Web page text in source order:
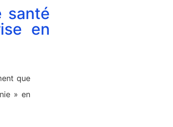
santé
en
que
» en